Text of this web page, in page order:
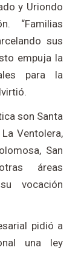
y Uriondo
“Familias
sus
empuja la
para la
son Santa
Ventolera,
San
áreas
vocación
pidió a
una ley